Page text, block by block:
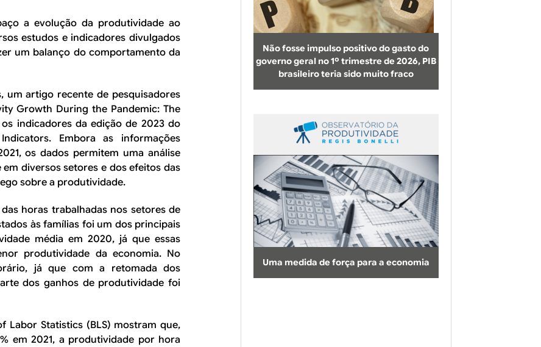
b
u
s
c
a
a evolução da produtividade ao
estudos e indicadores divulgados
um balanço do comportamento da
um artigo recente de pesquisadores
Growth During the Pandemic: The
indicadores da edição de 2023 do
. Embora as informações
os dados permitem uma análise
diversos setores e dos efeitos das
sobre a produtividade.
horas trabalhadas nos setores de
às famílias foi um dos principais
média em 2020, já que essas
produtividade da economia. No
já que com a retomada dos
dos ganhos de produtividade foi
Labor Statistics(BLS) mostram que,
em 2021, a produtividade por hora
Não fosse impulso positivo do gasto do
governo geral no 1º trimestre de 2026, PIB
brasileiro teria sido muito fraco
Uma medida de força para a economia